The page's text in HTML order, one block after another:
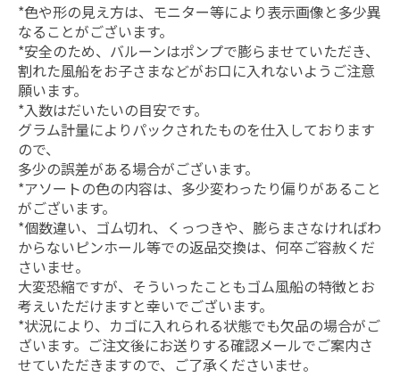
*色や形の見え方は、モニター等により表示画像と多少異
なることがございます。
*安全のため、バルーンはポンプで膨らませていただき、
割れた風船をお子さまなどがお口に入れないようご注意
願います。
*入数はだいたいの目安です。
グラム計量によりパックされたものを仕入しております
ので、
多少の誤差がある場合がございます。
*アソートの色の内容は、多少変わったり偏りがあること
がございます。
*個数違い、ゴム切れ、くっつきや、膨らまさなければわ
からないピンホール等での返品交換は、何卒ご容赦くだ
さいませ。
大変恐縮ですが、そういったこともゴム風船の特徴とお
考えいただけますと幸いでございます。
*状況により、カゴに入れられる状態でも欠品の場合がご
ざいます。ご注文後にお送りする確認メールでご案内さ
せていただきますので、ご了承くださいませ。